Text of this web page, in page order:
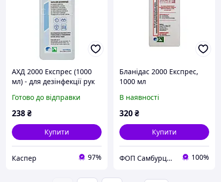
АХД 2000 Експрес (1000
мл) - для дезінфекції рук
до 03.23 року)
Готово до відправки
238₴
Купити
Каспер 97%
Бланідас 2000 Експрес,
1000 мл
В наявності
320₴
Купити
ФОП Самбурцева Ю.С. 100%